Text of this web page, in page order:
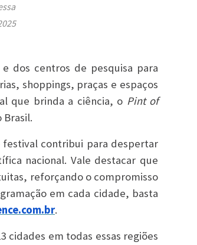
dos centros de pesquisa para
shoppings, praças e espaços
que brinda a ciência, o Pint of
Brasil.
contribui para despertar
nacional. Vale destacar que
reforçando o compromisso
em cada cidade, basta
.
cidades em todas essas regiões